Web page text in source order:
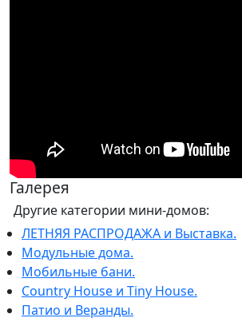
Галерея
Другие категории мини-домов:
ЛЕТНЯЯ РАСПРОДАЖА и Выставка.
Модульные дома.
Мобильные бани.
Country House и Tiny House.
Патио и Веранды.